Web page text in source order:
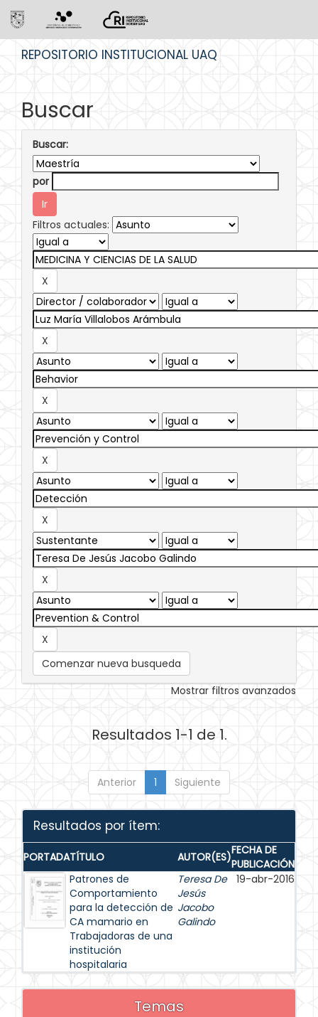
REPOSITORIO INSTITUCIONAL UAQ
Buscar
Buscar:
por
Filtros actuales:
Comenzar nueva busqueda
Mostrar filtros avanzados
Resultados 1-1 de 1.
Anterior 1 Siguiente
Resultados por ítem:
PORTADATÍTULO AUTOR(ES)FECHA DE
PUBLICACIÓN
Patrones de
Comportamiento
para la detección de
CA mamario en
Trabajadoras de una
institución
hospitalaria
Teresa De
Jesús
Jacobo
Galindo
19-abr-2016
Temas